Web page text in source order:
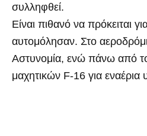
συλληφθεί.
Είναι πιθανό να πρόκειται
αυτομόλησαν. Στο
Αστυνομία, ενώ πάνω από
μαχητικών F-16 για εναέρια